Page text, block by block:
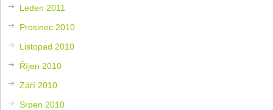
Leden 2011
Prosinec 2010
Listopad 2010
Říjen 2010
Září 2010
Srpen 2010